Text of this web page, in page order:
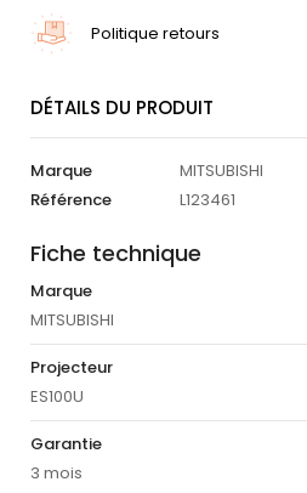
Politique retours
DÉTAILS DU PRODUIT
Marque
MITSUBISHI
Référence
L123461
Fiche technique
Marque
MITSUBISHI
Projecteur
ES100U
Garantie
3 mois